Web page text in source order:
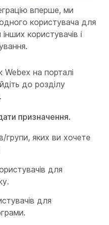
вперше, ми
користувача для
користувачів і
Webex на порталі
до розділу
.
призначення.
групи, яких ви хочете
для
для